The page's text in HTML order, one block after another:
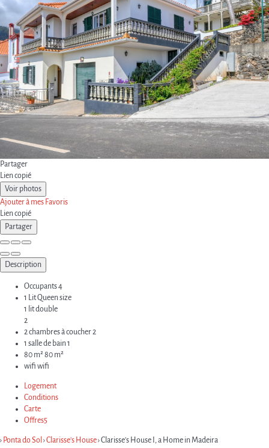
Partager
Lien copié
Voir photos
Ajouter à mes Favoris
Lien copié
Partager
Description
Occupants4
1 Lit Queen size
1 lit double
2
2 chambres à coucher2
1 salle de bain1
80 m²80 m²
wifi wifi
Logement
Conditions
Carte
Offres5
› Ponta do Sol ›Clarisse's House› Clarisse's House I, a Home in Madeira